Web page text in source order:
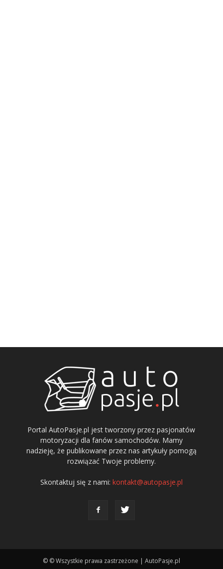
Portal AutoPasje.pl jest tworzony przez pasjonatów
motoryzacji dla fanów samochodów. Mamy
nadzieję, że publikowane przez nas artykuły pomogą
rozwiązać Twoje problemy.
Skontaktuj się z nami: kontakt@autopasje.pl
© © Wszystkie prawa zastrzeżone | AutoPasje.pl